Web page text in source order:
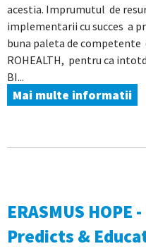
acestia. Imprumutul de
implementarii cu succes a
buna paleta de
ROHEALTH, pentru ca
BI...
Mai multe informatii
ERASMUS
Predicts &